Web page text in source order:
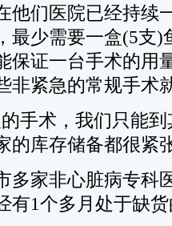
他们医院已经持续
最少需要一盒(5支)
保证一台手术的用
非紧急的常规手术
术，我们只能到
的库存储备都很紧
家非心脏病专科
有1个多月处于缺